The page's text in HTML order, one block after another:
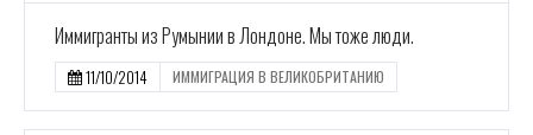
Иммигранты из Румынии в Лондоне. Мы тоже люди.
11/10/2014 ИММИГРАЦИЯ В ВЕЛИКОБРИТАНИЮ